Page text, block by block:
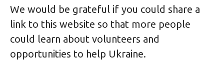
We would be grateful if you could share a
link to this website so that more people
could learn about volunteers and
opportunities to help Ukraine.